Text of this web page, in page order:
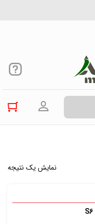
ورود به
نمایش یک نتیجه